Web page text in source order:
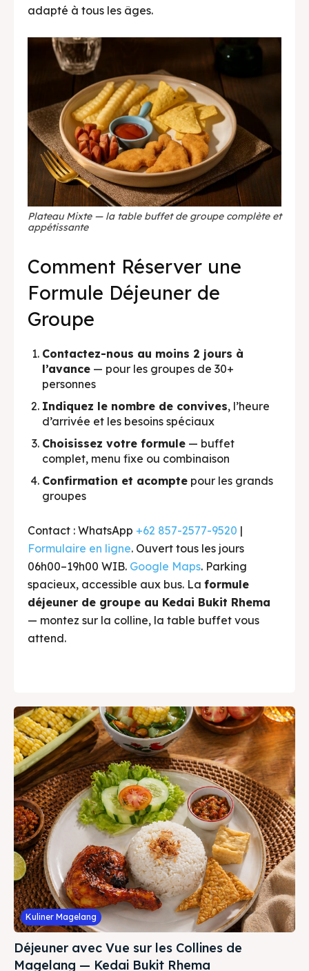
adapté à tous les âges.
Plateau Mixte — la table buffet de groupe complète et
appétissante
Comment Réserver une
Formule Déjeuner de
Groupe
Contactez-nous au moins 2 jours à
l’avance — pour les groupes de 30+
personnes
Indiquez le nombre de convives, l’heure
d’arrivée et les besoins spéciaux
Choisissez votre formule — buffet
complet, menu fixe ou combinaison
Confirmation et acompte pour les grands
groupes
Contact : WhatsApp +62 857-2577-9520 |
Formulaire en ligne. Ouvert tous les jours
06h00–19h00 WIB. Google Maps. Parking
spacieux, accessible aux bus. La formule
déjeuner de groupe au Kedai Bukit Rhema
— montez sur la colline, la table buffet vous
attend.
Kuliner Magelang
Déjeuner avec Vue sur les Collines de
Magelang — Kedai Bukit Rhema